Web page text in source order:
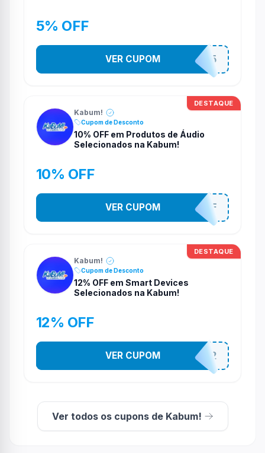
5% OFF
CONTRL5
VER CUPOM
DESTAQUE
Kabum!
Cupom de Desconto
10% OFF em Produtos de Áudio
Selecionados na Kabum!
10% OFF
SOM10OFF
VER CUPOM
DESTAQUE
Kabum!
Cupom de Desconto
12% OFF em Smart Devices
Selecionados na Kabum!
12% OFF
SMARTESTADAO12
VER CUPOM
Ver todos os cupons de Kabum!